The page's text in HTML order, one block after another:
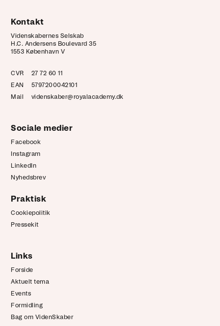
Kontakt
Videnskabernes Selskab
H.C. Andersens Boulevard 35
1553 København V
CVR
27 72 60 11
EAN
5797200042101
Mail
videnskaber@royalacademy.dk
Sociale medier
Facebook
Instagram
LinkedIn
Nyhedsbrev
Praktisk
Cookiepolitik
Pressekit
Links
Forside
Aktuelt tema
Events
Formidling
Bag om VidenSkaber